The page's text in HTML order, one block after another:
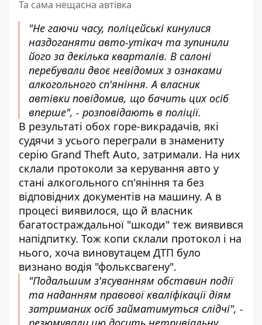
Та сама нещасна автівка
"Не гаючи часу, поліцейські кинулися
наздоганяти авто-утікач та зупинили
його за декілька кварталів. В салоні
перебували двоє невідомих з ознаками
алкогольного сп'яніння. А власник
автівки повідомив, що бачить цих осіб
вперше", - розповідають в поліції.
В результаті обох горе-викрадачів, які
судячи з усього переграли в знамениту
серію Grand Theft Auto, затримали. На них
склали протоколи за керування авто у
стані алкогольного сп'яніння та без
відповідних документів на машину. А в
процесі виявилося, що й власник
багатостраждальної "шкоди" теж виявився
напідпитку. Тож копи склали протокол і на
нього, хоча виновутацем ДТП було
визнано водія "фольксвагену".
"Подальшим з'ясуванням обставин події
та наданням правової кваліфікації діям
затриманих осіб займатимуться слідчі", -